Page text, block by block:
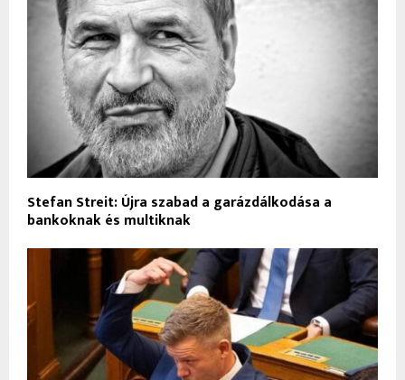
Stefan Streit: Újra szabad a garázdálkodása a
bankoknak és multiknak